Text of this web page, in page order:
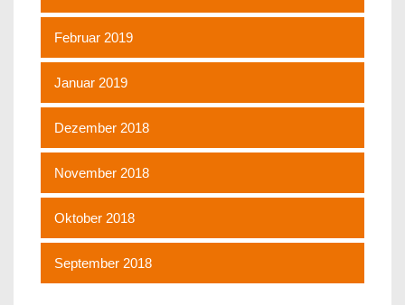
Februar 2019
Januar 2019
Dezember 2018
November 2018
Oktober 2018
September 2018